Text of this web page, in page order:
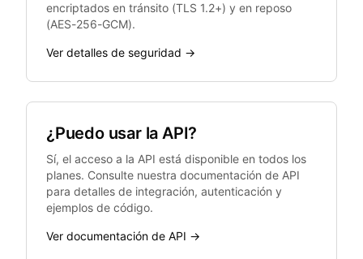
encriptados en tránsito (TLS 1.2+) y en reposo
(AES-256-GCM).
Ver detalles de seguridad →
¿Puedo usar la API?
Sí, el acceso a la API está disponible en todos los
planes. Consulte nuestra documentación de API
para detalles de integración, autenticación y
ejemplos de código.
Ver documentación de API →